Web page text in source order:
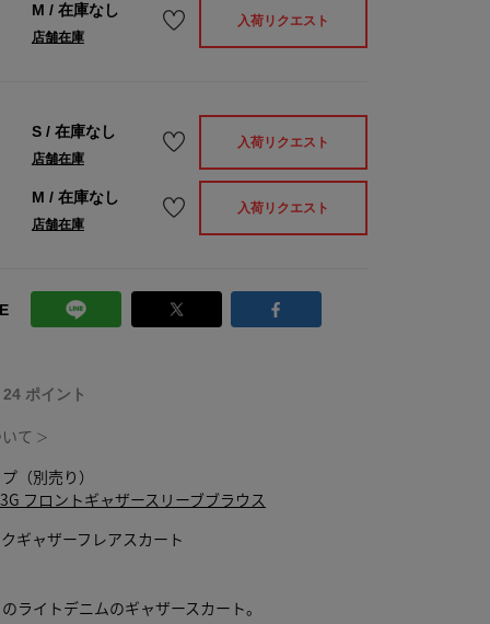
M / 在庫なし
店舗在庫
入荷リクエスト
S/ 在庫なし
店舗在庫
入荷リクエスト
M / 在庫なし
店舗在庫
入荷リクエスト
ポイント
て ＞
（別売り）
フロントギャザースリーブブラウス
ギャザーフレアスカート
ライトデニムのギャザースカート。